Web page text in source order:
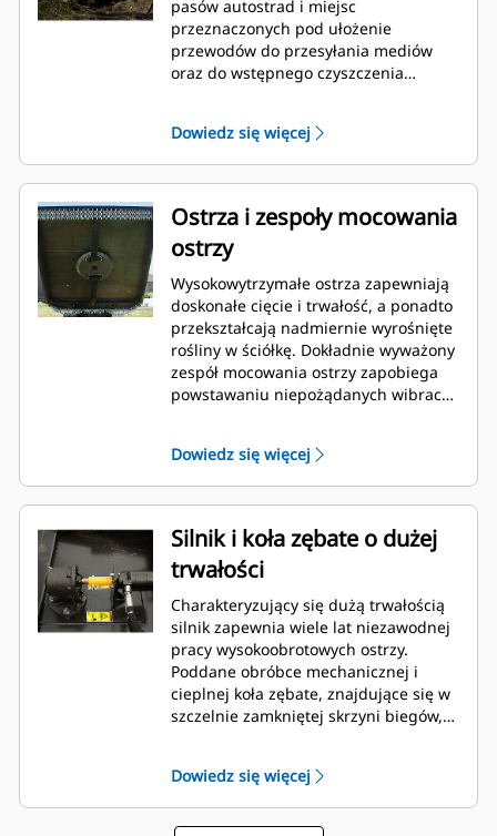
pasów autostrad i miejsc
przeznaczonych pod ułożenie
przewodów do przesyłania mediów
oraz do wstępnego czyszczenia
rekreacyjne.
Dowiedz się więcej
Ostrza i zespoły mocowania
ostrzy
Wysokowytrzymałe ostrza zapewniają
doskonałe cięcie i trwałość, a ponadto
przekształcają nadmiernie wyrośnięte
rośliny w ściółkę. Dokładnie wyważony
zespół mocowania ostrzy zapobiega
powstawaniu niepożądanych wibracji.
tnącego ponad pniaki i kamienie.
Dowiedz się więcej
Silnik i koła zębate o dużej
trwałości
Charakteryzujący się dużą trwałością
silnik zapewnia wiele lat niezawodnej
pracy wysokoobrotowych ostrzy.
Poddane obróbce mechanicznej i
cieplnej koła zębate, znajdujące się w
szczelnie zamkniętej skrzyni biegów,
silnika na zespół mocowania ostrzy.
Dowiedz się więcej